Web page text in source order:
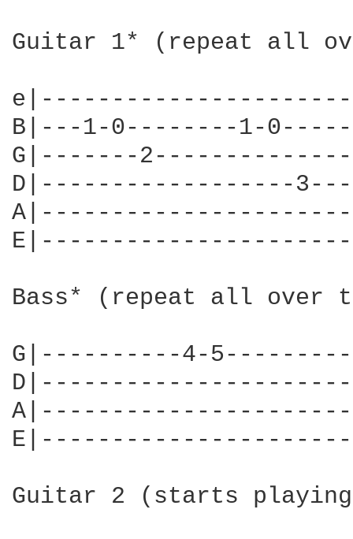
Guitar 1* (repeat all
B|---1-0--------1-
G|-------
D|------------------
Bass* (repeat all over
G|----------4-
Guitar 2 (starts